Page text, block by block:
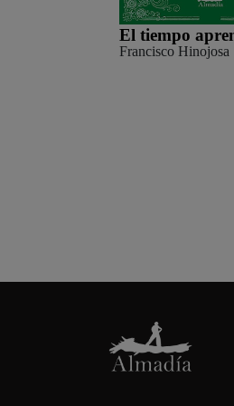
El tiempo
Francisco Hinojosa